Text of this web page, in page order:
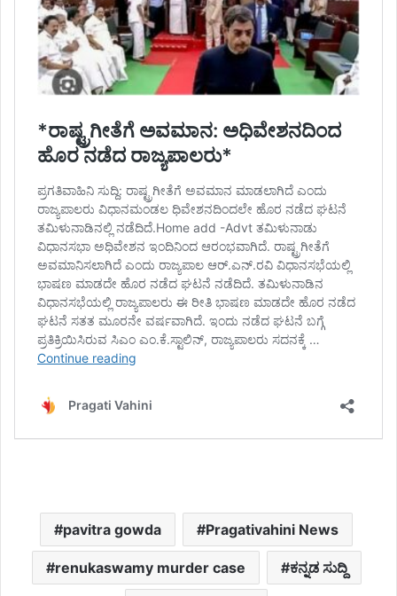
pavitra gowda Pragativahini News
renukaswamy murder case ಕನ್ನಡ ಸುದ್ದಿ